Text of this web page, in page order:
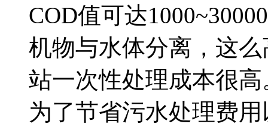
COD值可达
机物与水体分离，这
站一次性处理成本很
为了节省污水处理费